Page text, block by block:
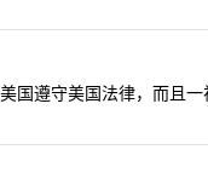
国遵守美国法律，而且